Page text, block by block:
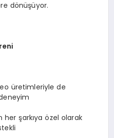
dönüşüyor.
üretimleriyle de
şarkıya özel olarak